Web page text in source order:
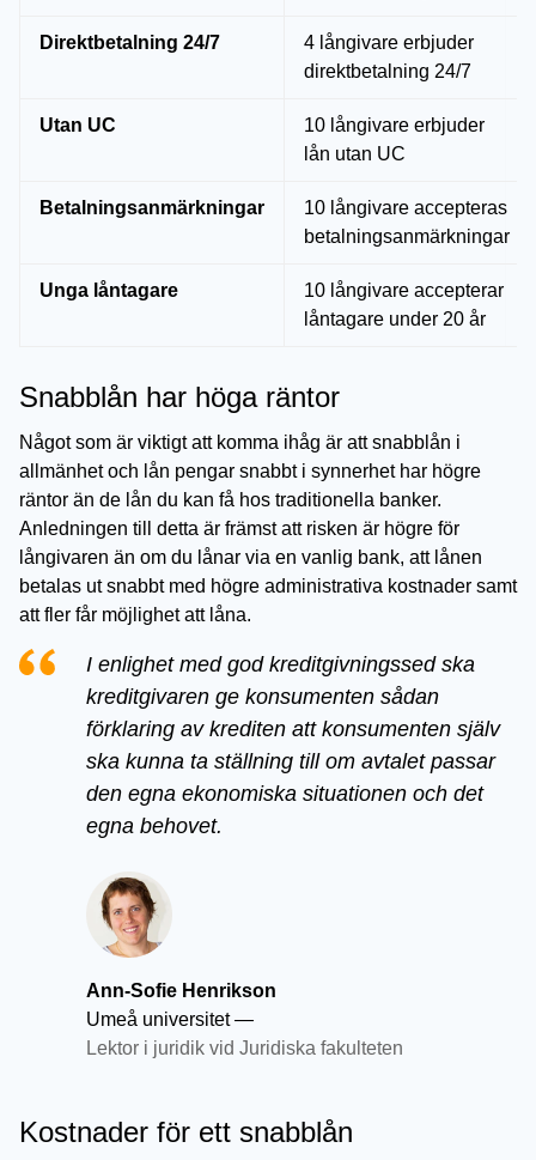
Direktbetalning 24/7
4 långivare erbjuder
direktbetalning 24/7
Utan UC
10 långivare erbjuder
lån utan UC
Betalningsanmärkningar
10 långivare accepteras
betalningsanmärkningar
Unga låntagare
10 långivare accepterar
låntagare under 20 år
Snabblån har höga räntor
Något som är viktigt att komma ihåg är att snabblån i
allmänhet och lån pengar snabbt i synnerhet har högre
räntor än de lån du kan få hos traditionella banker.
Anledningen till detta är främst att risken är högre för
långivaren än om du lånar via en vanlig bank, att lånen
betalas ut snabbt med högre administrativa kostnader samt
att fler får möjlighet att låna.
I enlighet med god kreditgivningssed ska
kreditgivaren ge konsumenten sådan
förklaring av krediten att konsumenten själv
ska kunna ta ställning till om avtalet passar
den egna ekonomiska situationen och det
egna behovet.
Ann-Sofie Henrikson
Umeå universitet—
Lektor i juridik vid Juridiska fakulteten
Kostnader för ett snabblån